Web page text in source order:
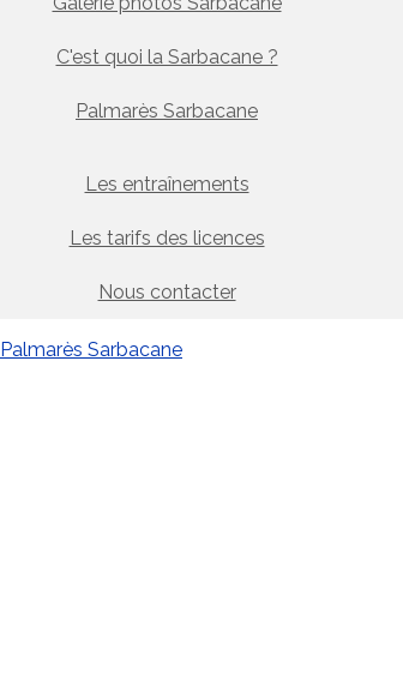
C'est quoi la Sarbacane ?
Palmarès Sarbacane
Les entraînements
Les tarifs des licences
Nous contacter
Palmarès Sarbacane